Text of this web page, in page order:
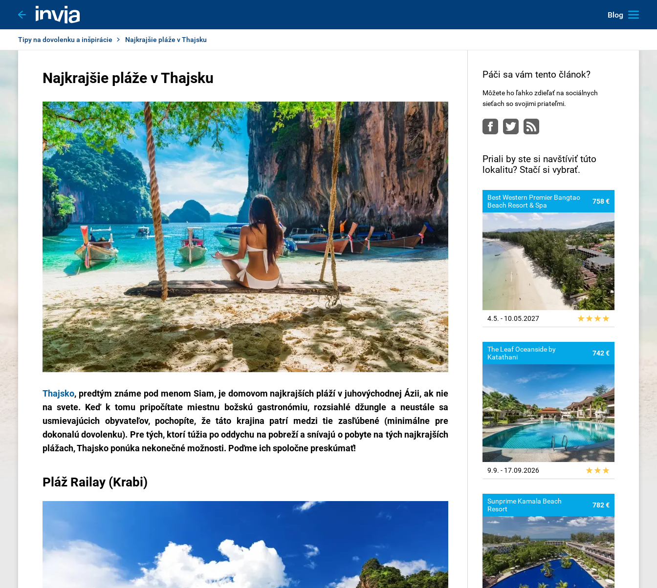
Blog
Tipy na dovolenku a inšpirácie Najkrajšie pláže v Thajsku
Najkrajšie pláže v Thajsku
Thajsko, predtým známe pod menom Siam, je domovom najkrajších pláží v juhovýchodnej Ázii, ak nie
na svete. Keď k tomu pripočítate miestnu božskú gastronómiu, rozsiahlé džungle a neustále sa
usmievajúcich obyvateľov, pochopíte, že táto krajina patrí medzi tie zasľúbené (minimálne pre
dokonalú dovolenku). Pre tých, ktorí túžia po oddychu na pobreží a snívajú o pobyte na tých najkrajších
plážach, Thajsko ponúka nekonečné možnosti. Poďme ich spoločne preskúmať!
Pláž Railay (Krabi)
Páči sa vám tento článok?
Môžete ho ľahko zdieľať na sociálnych
sieťach so svojimi priateľmi.
Facebook
Twitter
RSS
Priali by ste si navštíviť túto
lokalitu? Stačí si vybrať.
Best Western Premier Bangtao
Beach Resort & Spa
758 €
4.5. - 10.05.2027
The Leaf Oceanside by
Katathani
742 €
9.9. - 17.09.2026
Sunprime Kamala Beach
Resort
782 €